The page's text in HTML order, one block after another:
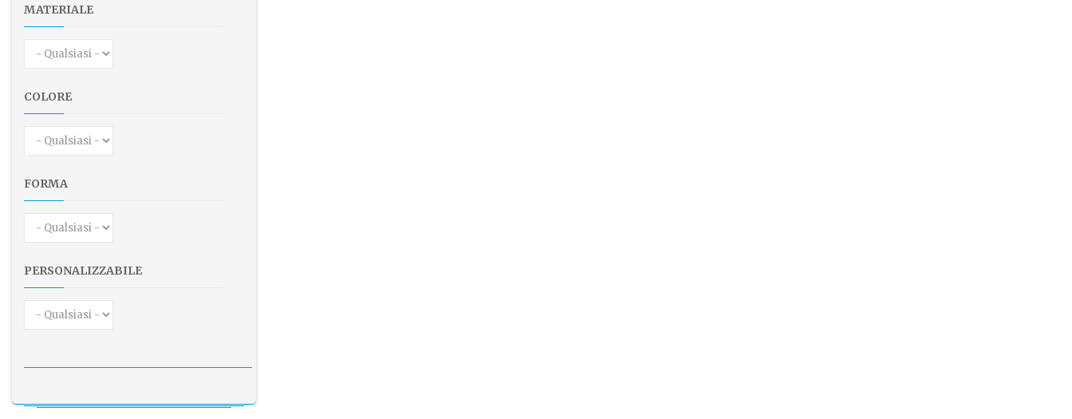
MATERIALE
COLORE
FORMA
PERSONALIZZABILE